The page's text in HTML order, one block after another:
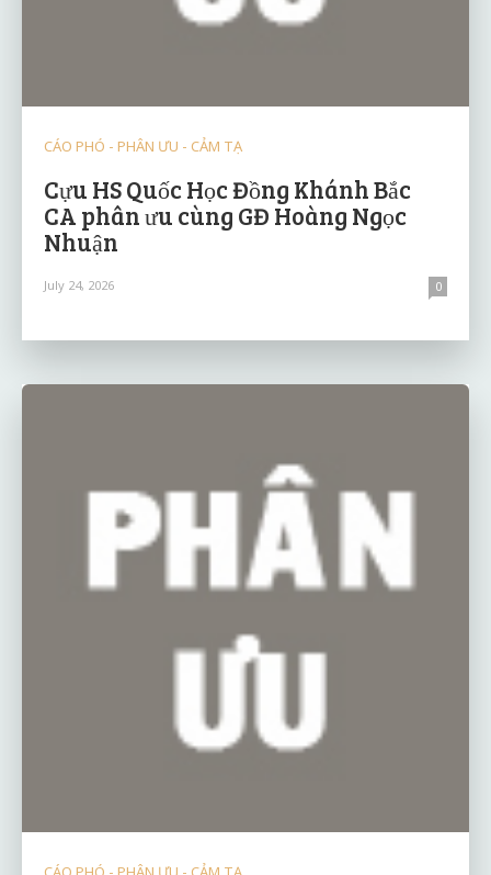
CÁO PHÓ - PHÂN ƯU - CẢM TẠ
Cựu HS Quốc Học Đồng Khánh Bắc
CA phân ưu cùng GĐ Hoàng Ngọc
Nhuận
July 24, 2026 0